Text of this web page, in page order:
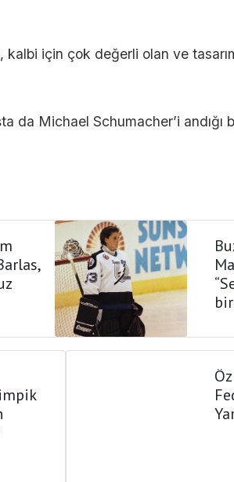
kalbi için çok değerli olan ve
da Michael Schumacher’i andığı